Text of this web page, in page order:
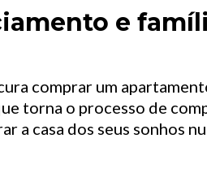
e
comprar um
torna o processo de
a casa dos seus sonhos